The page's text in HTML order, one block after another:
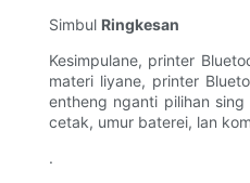
Simbul Ringkesan
Kesimpulane, printer
materi liyane, printer
entheng nganti pilihan
cetak, umur baterei, lan
.